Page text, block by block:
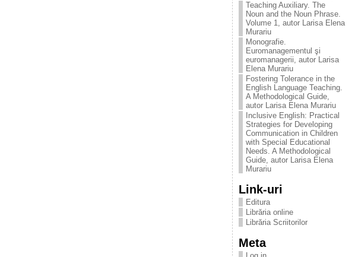
Teaching Auxiliary. The
Noun and the Noun Phrase.
Volume 1, autor Larisa Elena
Murariu
Monografie.
Euromanagementul şi
euromanagerii, autor Larisa
Elena Murariu
Fostering Tolerance in the
English Language Teaching.
A Methodological Guide,
autor Larisa Elena Murariu
Inclusive English: Practical
Strategies for Developing
Communication in Children
with Special Educational
Needs. A Methodological
Guide, autor Larisa Elena
Murariu
Link-uri
Editura
Librăria online
Librăria Scriitorilor
Meta